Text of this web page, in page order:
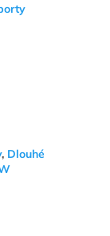
, Dlouhé